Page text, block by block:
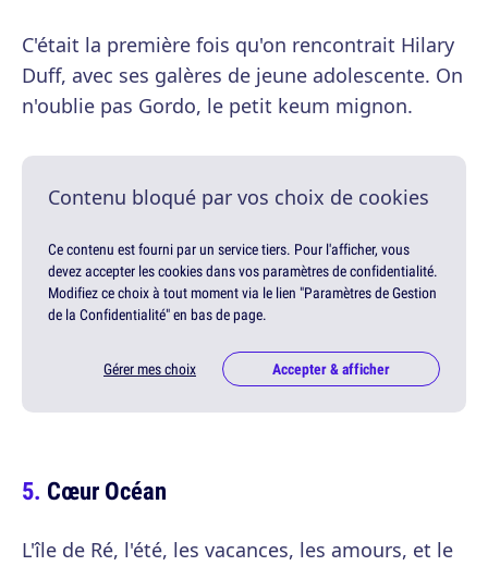
C'était la première fois qu'on rencontrait Hilary
Duff, avec ses galères de jeune adolescente. On
n'oublie pas Gordo, le petit keum mignon.
Contenu bloqué par vos choix de cookies
Ce contenu est fourni par un service tiers. Pour l'afficher, vous
devez accepter les cookies dans vos paramètres de confidentialité.
Modifiez ce choix à tout moment via le lien "Paramètres de Gestion
de la Confidentialité" en bas de page.
Gérer mes choix Accepter & afficher
Cœur Océan
L'île de Ré, l'été, les vacances, les amours, et le